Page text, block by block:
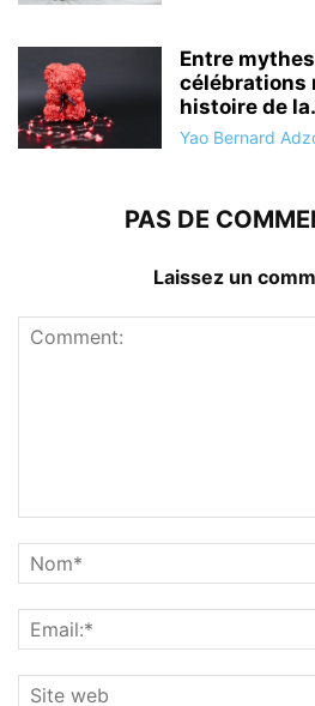
Entre
célébrations
histoire de
Yao Bernard
PAS DE
Laissez un